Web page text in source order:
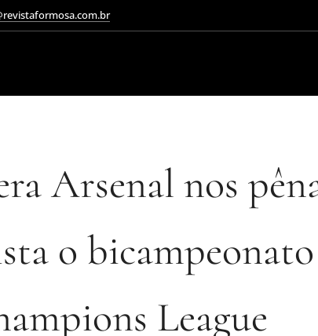
Arsenal nos
o
League